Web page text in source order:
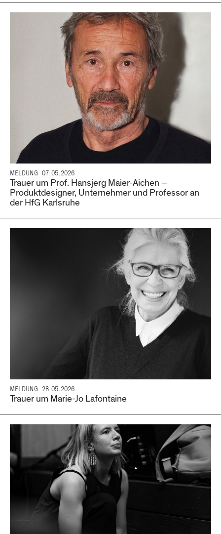
MELDUNG 07.05.2026
Trauer um Prof. Hansjerg Maier-Aichen –
Produktdesigner, Unternehmer und Professor an
der HfG Karlsruhe
MELDUNG 28.05.2026
Trauer um Marie-Jo Lafontaine